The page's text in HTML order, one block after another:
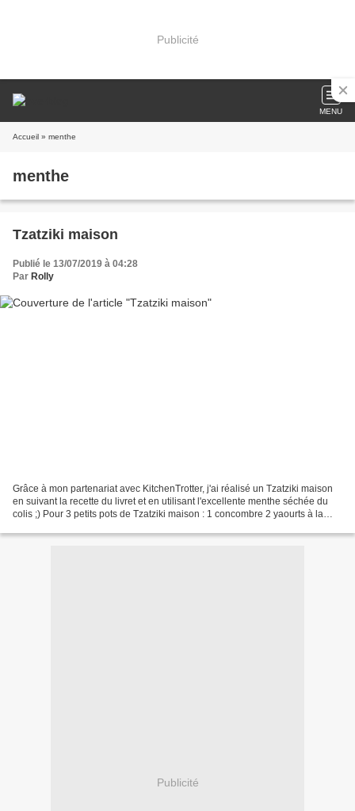
Publicité
MENU
Accueil » menthe
menthe
Tzatziki maison
Publié le 13/07/2019 à 04:28
Par Rolly
Grâce à mon partenariat avec KitchenTrotter, j'ai réalisé un Tzatziki maison
en suivant la recette du livret et en utilisant l'excellente menthe séchée du
colis ;) Pour 3 petits pots de Tzatziki maison : 1 concombre 2 yaourts à la
Publicité